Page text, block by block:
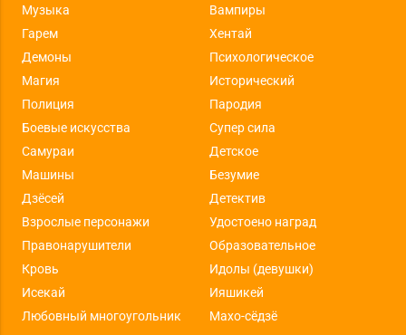
Музыка
Вампиры
Гарем
Хентай
Демоны
Психологическое
Магия
Исторический
Полиция
Пародия
Боевые искусства
Супер сила
Самураи
Детское
Машины
Безумие
Дзёсей
Детектив
Взрослые персонажи
Удостоено наград
Правонарушители
Образовательное
Кровь
Идолы (девушки)
Исекай
Ияшикей
Любовный многоугольник
Махо-сёдзё